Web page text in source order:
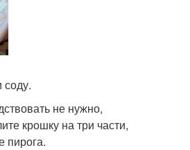
не нужно,
крошку на три части,
пирога.